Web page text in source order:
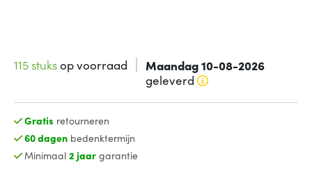
115 stuksop voorraad Maandag 10-08-2026
geleverd
Gratis retourneren
60 dagenbedenktermijn
Minimaal 2 jaargarantie